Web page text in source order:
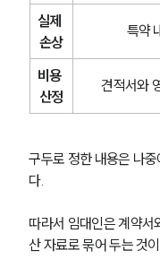
실제
손상
특약
비용
산정
견적서와
구두로 정한 내용은 나
다.
따라서 임대인은 계약서
산 자료로 묶어 두는 것